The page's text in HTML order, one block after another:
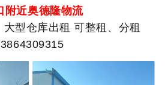
附近奥德隆物流
型仓库出租 可整租、分租